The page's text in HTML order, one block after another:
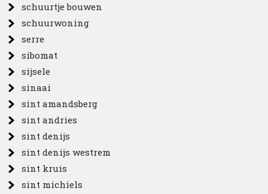
schuurtje bouwen
schuurwoning
serre
sibomat
sijsele
sinaai
sint amandsberg
sint andries
sint denijs
sint denijs westrem
sint kruis
sint michiels